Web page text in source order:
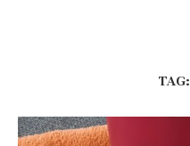
TAG: